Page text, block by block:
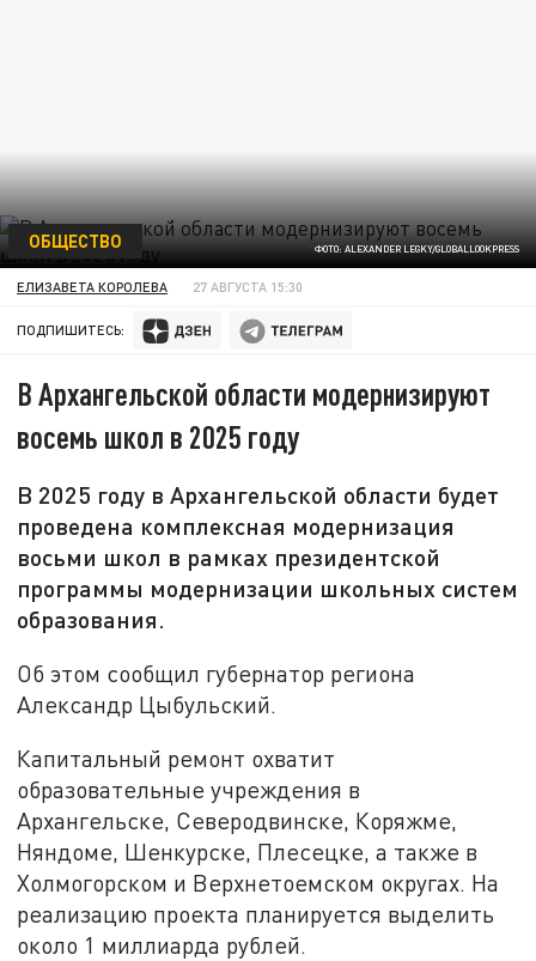
ФОТО: ALEXANDER LEGKY/GLOBALLOOKPRESS
ОБЩЕСТВО
ЕЛИЗАВЕТА КОРОЛЕВА 27 АВГУСТА 15:30
ПОДПИШИТЕСЬ:
В Архангельской области модернизируют
восемь школ в 2025 году
В 2025 году в Архангельской области будет
проведена комплексная модернизация
восьми школ в рамках президентской
программы модернизации школьных систем
образования.
Об этом сообщил губернатор региона
Александр Цыбульский.
Капитальный ремонт охватит
образовательные учреждения в
Архангельске, Северодвинске, Коряжме,
Няндоме, Шенкурске, Плесецке, а также в
Холмогорском и Верхнетоемском округах. На
реализацию проекта планируется выделить
около 1 миллиарда рублей.